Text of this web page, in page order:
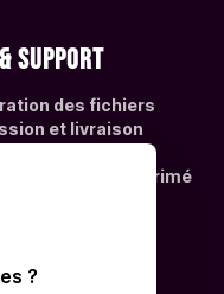
?
support
des fichiers
et livraison
de l'adhésif imprimé